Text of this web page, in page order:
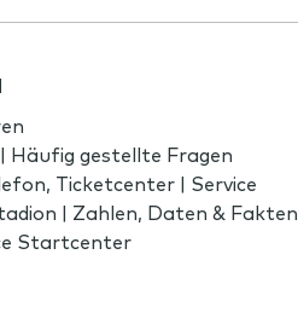
Häufig gestellte Fragen
Ticketcenter | Service
| Zahlen, Daten & Fakten
Startcenter